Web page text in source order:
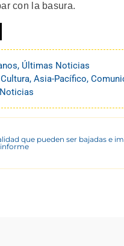
con la basura.
, Últimas Noticias
, Asia-Pacífico,
que pueden ser bajadas e